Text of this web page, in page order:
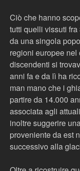
Ciò che hanno
tutti quelli vissuti
da una singola
regioni europee nel
discendenti si
anni fa e da lì ha
man mano che i
partire da 14.000
associata agli
inoltre suggerire
proveniente da est
successivo alla